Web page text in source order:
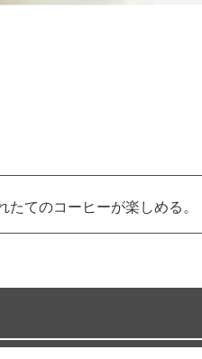
てのコーヒーが楽しめる。